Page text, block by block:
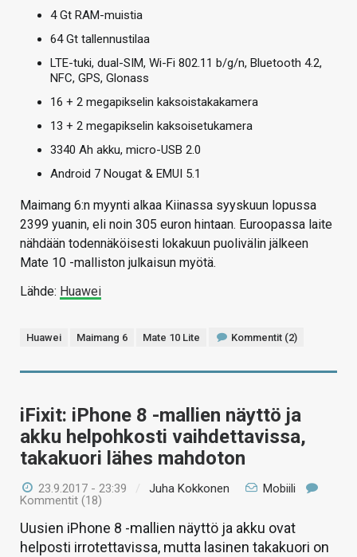
4 Gt RAM-muistia
64 Gt tallennustilaa
LTE-tuki, dual-SIM, Wi-Fi 802.11 b/g/n, Bluetooth 4.2,
NFC, GPS, Glonass
16 + 2 megapikselin kaksoistakakamera
13 + 2 megapikselin kaksoisetukamera
3340 Ah akku, micro-USB 2.0
Android 7 Nougat & EMUI 5.1
Maimang 6:n myynti alkaa Kiinassa syyskuun lopussa
2399 yuanin, eli noin 305 euron hintaan. Euroopassa laite
nähdään todennäköisesti lokakuun puolivälin jälkeen
Mate 10 -malliston julkaisun myötä.
Lähde: Huawei
Huawei Maimang 6 Mate 10 Lite Kommentit (2)
iFixit: iPhone 8 -mallien näyttö ja
akku helpohkosti vaihdettavissa,
takakuori lähes mahdoton
23.9.2017 - 23:39 / Juha Kokkonen
Mobiili
Kommentit (18)
Uusien iPhone 8 -mallien näyttö ja akku ovat
helposti irrotettavissa, mutta lasinen takakuori on